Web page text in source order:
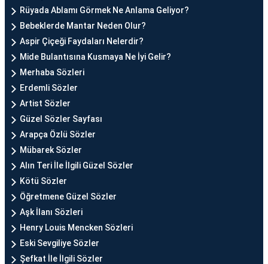
Rüyada Ablamı Görmek Ne Anlama Geliyor?
Bebeklerde Mantar Neden Olur?
Aspir Çiçeği Faydaları Nelerdir?
Mide Bulantısına Kusmaya Ne İyi Gelir?
Merhaba Sözleri
Erdemli Sözler
Artist Sözler
Güzel Sözler Sayfası
Arapça Özlü Sözler
Mübarek Sözler
Alın Teri İle İlgili Güzel Sözler
Kötü Sözler
Öğretmene Güzel Sözler
Aşk İlanı Sözleri
Henry Louis Mencken Sözleri
Eski Sevgiliye Sözler
Şefkat İle İlgili Sözler